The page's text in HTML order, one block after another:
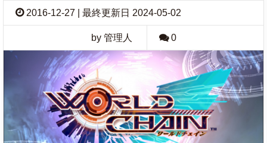
2016-12-27 | 最終更新日 2024-05-02
by 管理人 0